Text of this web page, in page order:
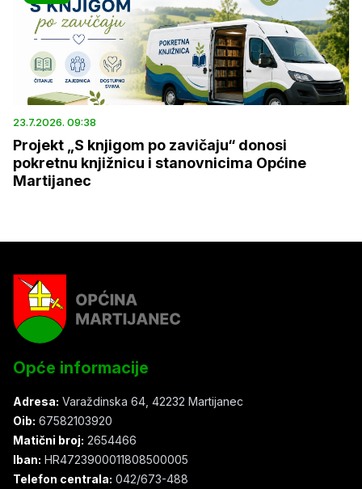
23.7.2026. 09:38
Projekt „S knjigom po zavičaju“ donosi
pokretnu knjižnicu i stanovnicima Općine
Martijanec
Opće informacije
Adresa: Varaždinska 64, 42232 Martijanec
Oib: 67582103920
Matični broj: 2654466
Iban: HR4723900011808500005
Telefon centrala: 042/673-488